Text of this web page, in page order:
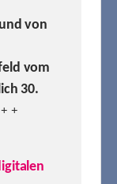
von
vom
30.
+